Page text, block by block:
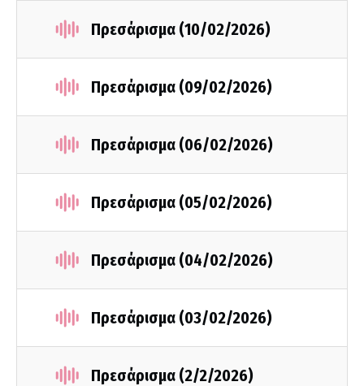
Πρεσάρισμα (10/02/2026)
Πρεσάρισμα (09/02/2026)
Πρεσάρισμα (06/02/2026)
Πρεσάρισμα (05/02/2026)
Πρεσάρισμα (04/02/2026)
Πρεσάρισμα (03/02/2026)
Πρεσάρισμα (2/2/2026)